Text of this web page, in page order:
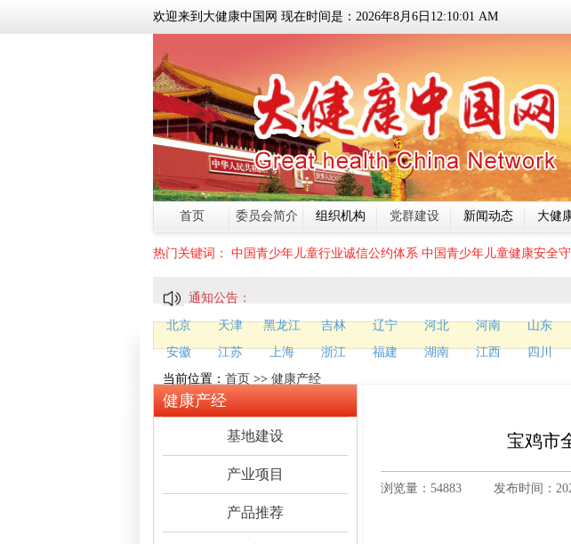
欢迎来到大健康中国网 现在时间是： 2026年8月 6 日 12:10:01 AM
首页 委员会简介 组织机构 党群建设 新闻动态 大健
热门关键词： 中国青少年儿童行业诚信公约体系 中国青少年儿童健康安全
通知公告：
北京 天津 黑龙江 吉林 辽宁 河北 河南 山东
安徽
江苏 上海 浙江 福建 湖南 江西 四川
当前位置： 首页 >> 健康产经
宝鸡市
浏览量：54883 发布时间：
健康产经
基地建设
产业项目
产品推荐